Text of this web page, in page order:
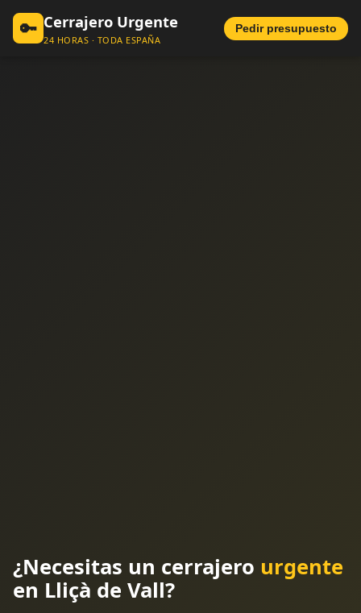
🔑 Cerrajero Urgente
24 HORAS · TODA ESPAÑA
Pedir presupuesto
¿Necesitas un cerrajero urgente
en Lliçà de Vall?